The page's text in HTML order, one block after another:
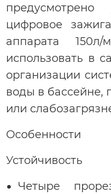
цифровое
аппарата
использовать в
организации
воды в бассейне,
или
Особенности
Устойчивость
Четыре